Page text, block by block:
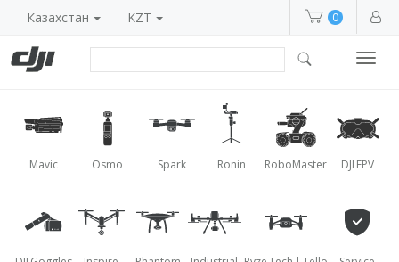
Казахстан KZT 0
Mavic Osmo Spark Ronin RoboMaster DJI FPV